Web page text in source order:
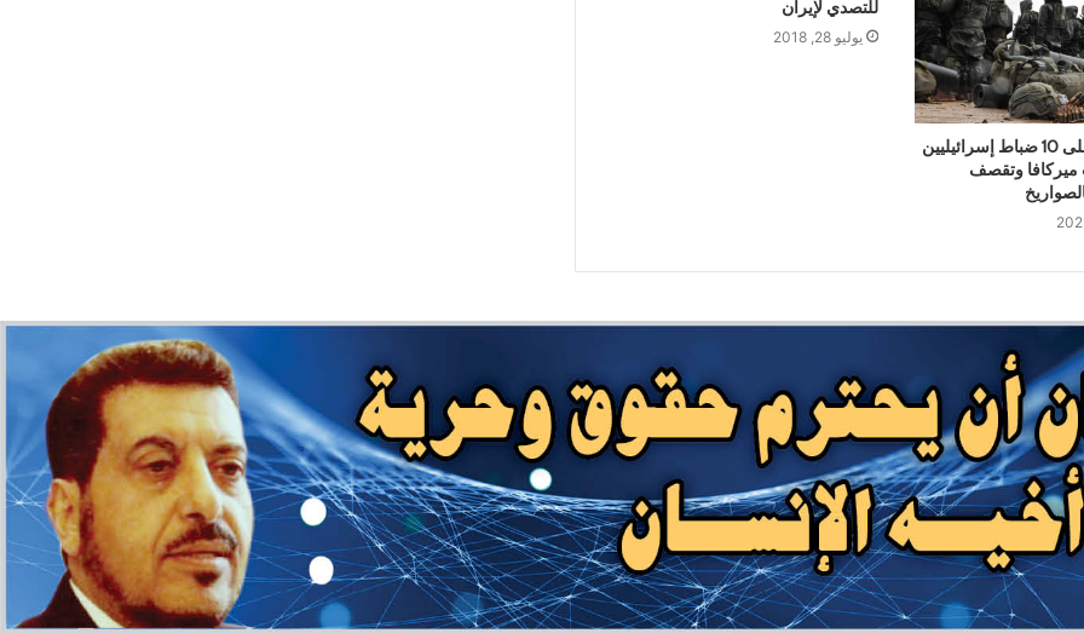
السعودي
انهيار قوات الطوارئ التابعة للعدو السعودي
وصنعاء تثبت معادلة الردع
الدكتور بن حبتور يوجه رسالة هامة للنظام
القسام تجهز على 10 ضباط إسرائيليين
ميركافا وتقصف
للتصدي لإيران
يوليو 28, 2018